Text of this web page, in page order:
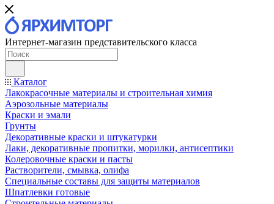
Интернет-магазин представительского класса
Каталог
Лакокрасочные материалы и строительная химия
Аэрозольные материалы
Краски и эмали
Грунты
Декоративные краски и штукатурки
Лаки, декоративные пропитки, морилки, антисептики
Колеровочные краски и пасты
Растворители, смывка, олифа
Специальные составы для защиты материалов
Шпатлевки готовые